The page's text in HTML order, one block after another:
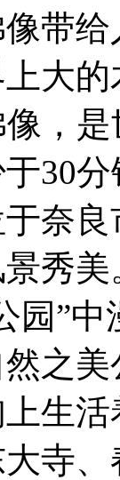
带
大
，
30
奈
秀
园”
之
生
寺